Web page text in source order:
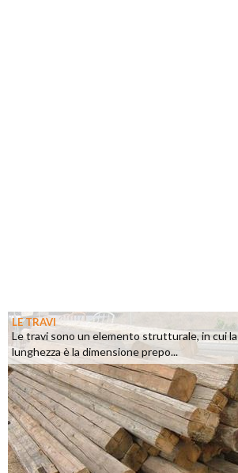
LE TRAVI
Le travi sono un elemento strutturale, in cui la
lunghezza è la dimensione prepo...